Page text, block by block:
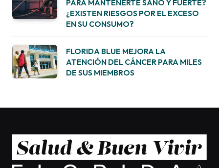
PARA MANTENERTE SANO Y FUERTE?
¿EXISTEN RIESGOS POR EL EXCESO
EN SU CONSUMO?
FLORIDA BLUE MEJORA LA
ATENCIÓN DEL CÁNCER PARA MILES
DE SUS MIEMBROS